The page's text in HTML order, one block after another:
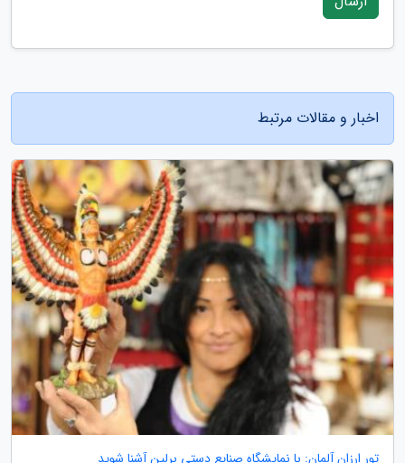
اخبار و مقالات مرتبط
تور ارزان آلمان: با نمایشگاه صنایع دستی برلین آشنا شوید